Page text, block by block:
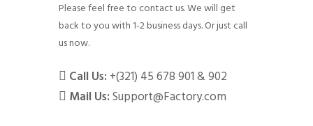
Please feel free to contact us. We will get
back to you with 1-2 business days. Or just call
us now.
Call Us: +(321) 45 678 901 & 902
Mail Us:Support@Factory.com